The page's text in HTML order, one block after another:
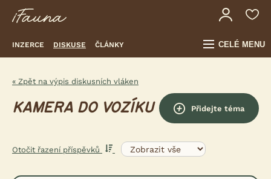
INZERCE DISKUSE ČLÁNKY CELÉ MENU
« Zpět na výpis diskusních vláken
KAMERA DO VOZÍKU Přidejte téma
Otočit řazení příspěvků